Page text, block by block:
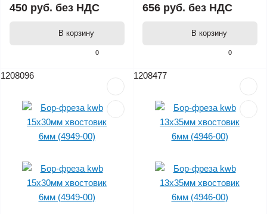
0
450 руб. без НДС
В корзину
0
656 руб. без НДС
В корзину
1208096 1208477